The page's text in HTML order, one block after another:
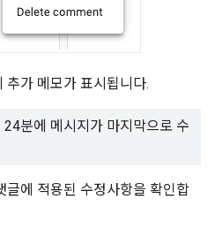
추가 메모가 표시됩니다.
분에 메시지가 마지막으로 수
글에 적용된 수정사항을 확인합